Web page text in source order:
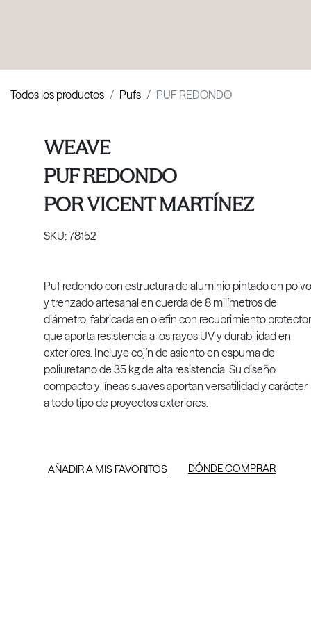
Todos los productos Pufs PUF REDONDO
WEAVE
PUF REDONDO
PORVICENT MARTÍNEZ
SKU:78152
Puf redondo con estructura de aluminio pintado en polvo
y trenzado artesanal en cuerda de 8 milímetros de
diámetro, fabricada en olefin con recubrimiento protector
que aporta resistencia a los rayos UV y durabilidad en
exteriores. Incluye cojín de asiento en espuma de
poliuretano de 35 kg de alta resistencia. Su diseño
compacto y líneas suaves aportan versatilidad y carácter
a todo tipo de proyectos exteriores.
AÑADIR A MIS FAVORITOS DÓNDE COMPRAR